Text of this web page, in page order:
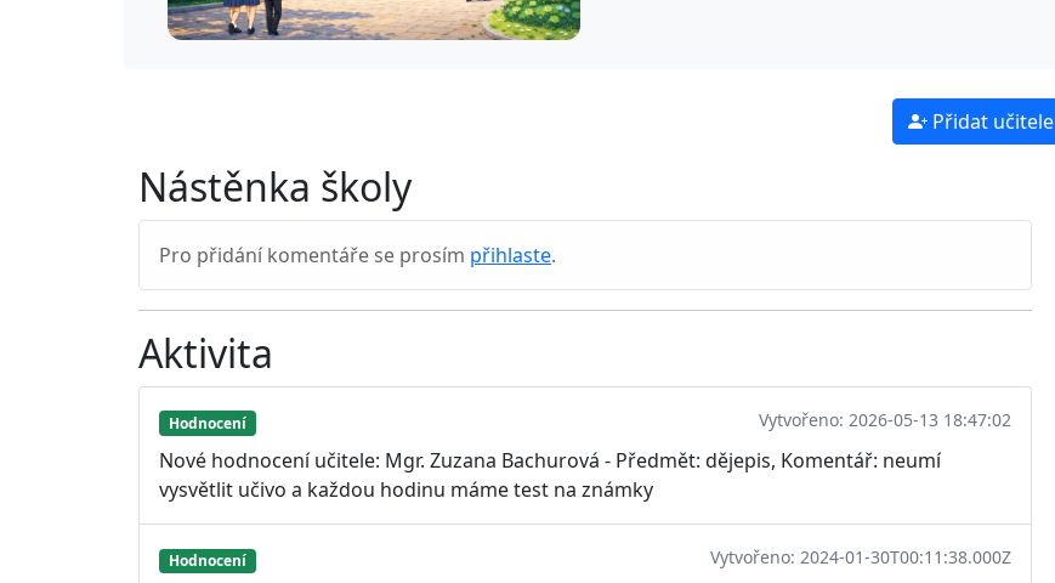
Přidat učitele
Nástěnka školy
Pro přidání komentáře se prosím přihlaste.
Aktivita
Hodnocení Vytvořeno: 2026-05-13 18:47:02
Nové hodnocení učitele: Mgr. Zuzana Bachurová - Předmět: dějepis, Komentář: neumí
vysvětlit učivo a každou hodinu máme test na známky
Hodnocení Vytvořeno: 2024-01-30T00:11:38.000Z